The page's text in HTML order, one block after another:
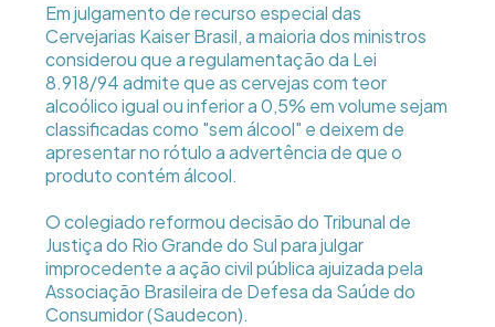
Em julgamento de recurso especial das
Cervejarias Kaiser Brasil, a maioria dos ministros
considerou que a regulamentação da Lei
8.918/94 admite que as cervejas com teor
alcoólico igual ou inferior a 0,5% em volume sejam
classificadas como "sem álcool" e deixem de
apresentar no rótulo a advertência de que o
produto contém álcool.
O colegiado reformou decisão do Tribunal de
Justiça do Rio Grande do Sul para julgar
improcedente a ação civil pública ajuizada pela
Associação Brasileira de Defesa da Saúde do
Consumidor (Saudecon).